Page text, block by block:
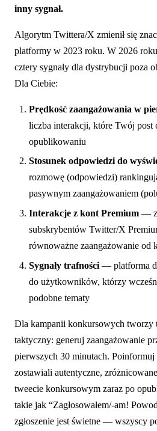
inny sygnał.
Algorytm Twittera/X zmienił się
platformy w 2023 roku. W 2026
cztery sygnały dla dystrybucji poza
Dla Ciebie:
Prędkość zaangażowania w
liczba interakcji, które Twój post
opublikowaniu
Stosunek odpowiedzi do
rozmowę (odpowiedzi)
pasywnym zaangażowaniem
Interakcje z kont Premium —
subskrybentów Twitter/X
równoważne zaangażowanie od
Sygnały trafności — platforma
do użytkowników, którzy
podobne tematy
Dla kampanii konkursowych tworzy
taktyczny: generuj zaangażowanie
pierwszych 30 minutach.
zostawiali autentyczne,
tweecie konkursowym zaraz po
takie jak “Zagłosowałem/-am!
zgłoszenie jest świetne — wszyscy